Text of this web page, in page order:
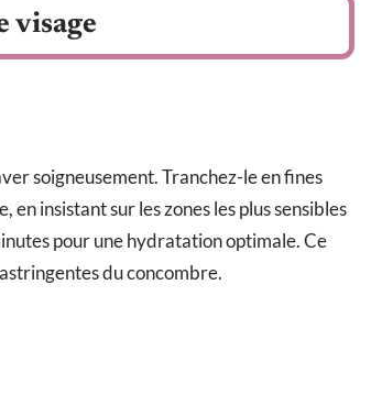
visage
soigneusement. Tranchez-le en fines
insistant sur les zones les plus sensibles
pour une hydratation optimale. Ce
du concombre.